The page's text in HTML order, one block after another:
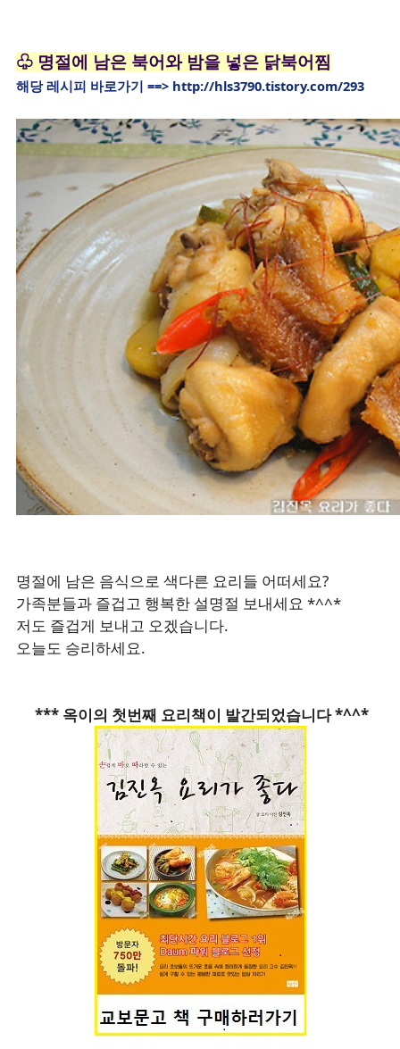
♧ 명절에 남은 북어와 밤을 넣은 닭북어찜
해당 레시피 바로가기 ==> http://hls3790.tistory.com/293
명절에 남은 음식으로 색다른 요리들 어떠세요?
가족분들과 즐겁고 행복한 설명절 보내세요 *^^*
저도 즐겁게 보내고 오겠습니다.
오늘도 승리하세요.
*** 옥이의 첫번째 요리책이 발간되었습니다 *^^*